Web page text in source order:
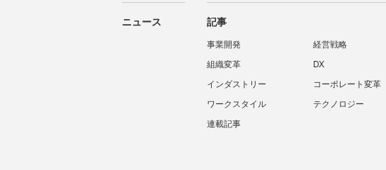
ニュース 記事
事業開発
経営戦略
組織変革
DX
インダストリー
コーポレート変革
ワークスタイル
テクノロジー
連載記事